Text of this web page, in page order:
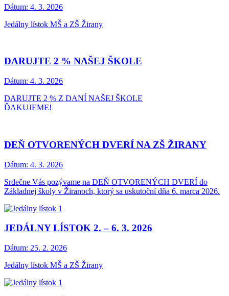
Dátum: 4. 3. 2026
Jedálny lístok MŠ a ZŠ Žirany
DARUJTE 2 % NAŠEJ ŠKOLE
Dátum: 4. 3. 2026
DARUJTE 2 % Z DANÍ NAŠEJ ŠKOLE
ĎAKUJEME!
DEŇ OTVORENÝCH DVERÍ NA ZŠ ŽIRANY
Dátum: 4. 3. 2026
Srdečne Vás pozývame na DEŇ OTVORENÝCH DVERÍ do
Základnej školy v Žiranoch, ktorý sa uskutoční dňa 6. marca 2026.
JEDÁLNY LÍSTOK 2. – 6. 3. 2026
Dátum: 25. 2. 2026
Jedálny lístok MŠ a ZŠ Žirany